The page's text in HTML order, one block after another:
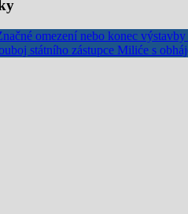
omezení nebo konec výstavby
státního zástupce Miliće s